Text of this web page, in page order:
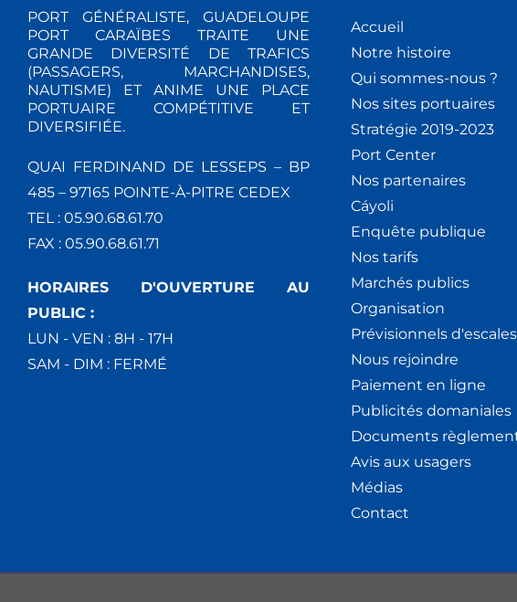
PORT GÉNÉRALISTE, GUADELOUPE
PORT CARAÏBES TRAITE UNE
GRANDE DIVERSITÉ DE TRAFICS
(PASSAGERS, MARCHANDISES,
NAUTISME) ET ANIME UNE PLACE
PORTUAIRE COMPÉTITIVE ET
DIVERSIFIÉE.
QUAI FERDINAND DE LESSEPS – BP
485 – 97165 POINTE-À-PITRE CEDEX
TEL : 05.90.68.61.70
FAX : 05.90.68.61.71
HORAIRES D'OUVERTURE AU
PUBLIC :
LUN - VEN : 8H - 17H
SAM - DIM : FERMÉ
Accueil
Notre histoire
Qui sommes-nous ?
Nos sites portuaires
Stratégie 2019-2023
Port Center
Nos partenaires
Cáyoli
Enquête publique
Nos tarifs
Marchés publics
Organisation
Prévisionnels d'escales
Nous rejoindre
Paiement en ligne
Publicités domaniales
Documents
Avis aux usagers
Médias
Contact